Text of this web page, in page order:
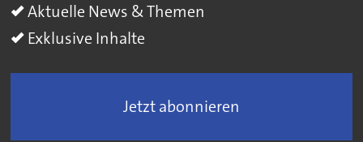
Aktuelle News & Themen
Exklusive Inhalte
Jetzt abonnieren